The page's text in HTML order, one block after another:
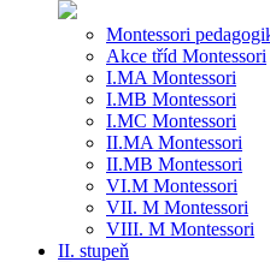
Montessori
Akce tříd Montessori
I.MA Montessori
I.MB Montessori
I.MC Montessori
II.MA Montessori
II.MB Montessori
VI.M Montessori
VII. M Montessori
VIII. M Montessori
II. stupeň